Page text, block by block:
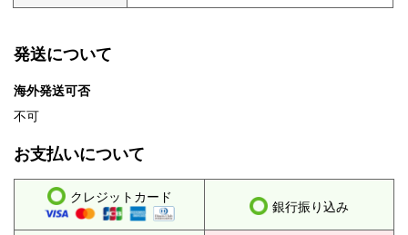
発送について
海外発送可否
不可
お支払いについて
クレジットカード
銀行振り込み